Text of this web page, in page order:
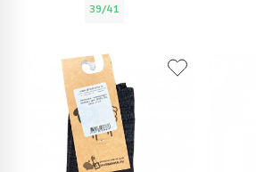
39/41